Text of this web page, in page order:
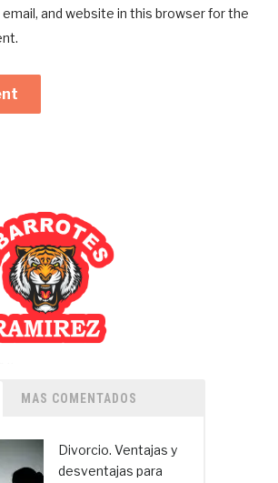
email, and website in this browser for the
MAS COMENTADOS
Divorcio. Ventajas y
desventajas para